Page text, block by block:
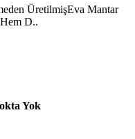
ÜretilmişEva Mantar
Hem D..
Yok